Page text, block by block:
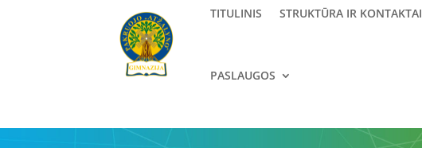
TITULINIS STRUKTŪRA IR KONTAKTAI
PASLAUGOS